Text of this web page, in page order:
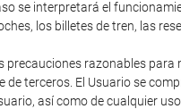
se interpretará el
los billetes de tren, las
precauciones razonables
terceros. El Usuario se
así como de cualquier